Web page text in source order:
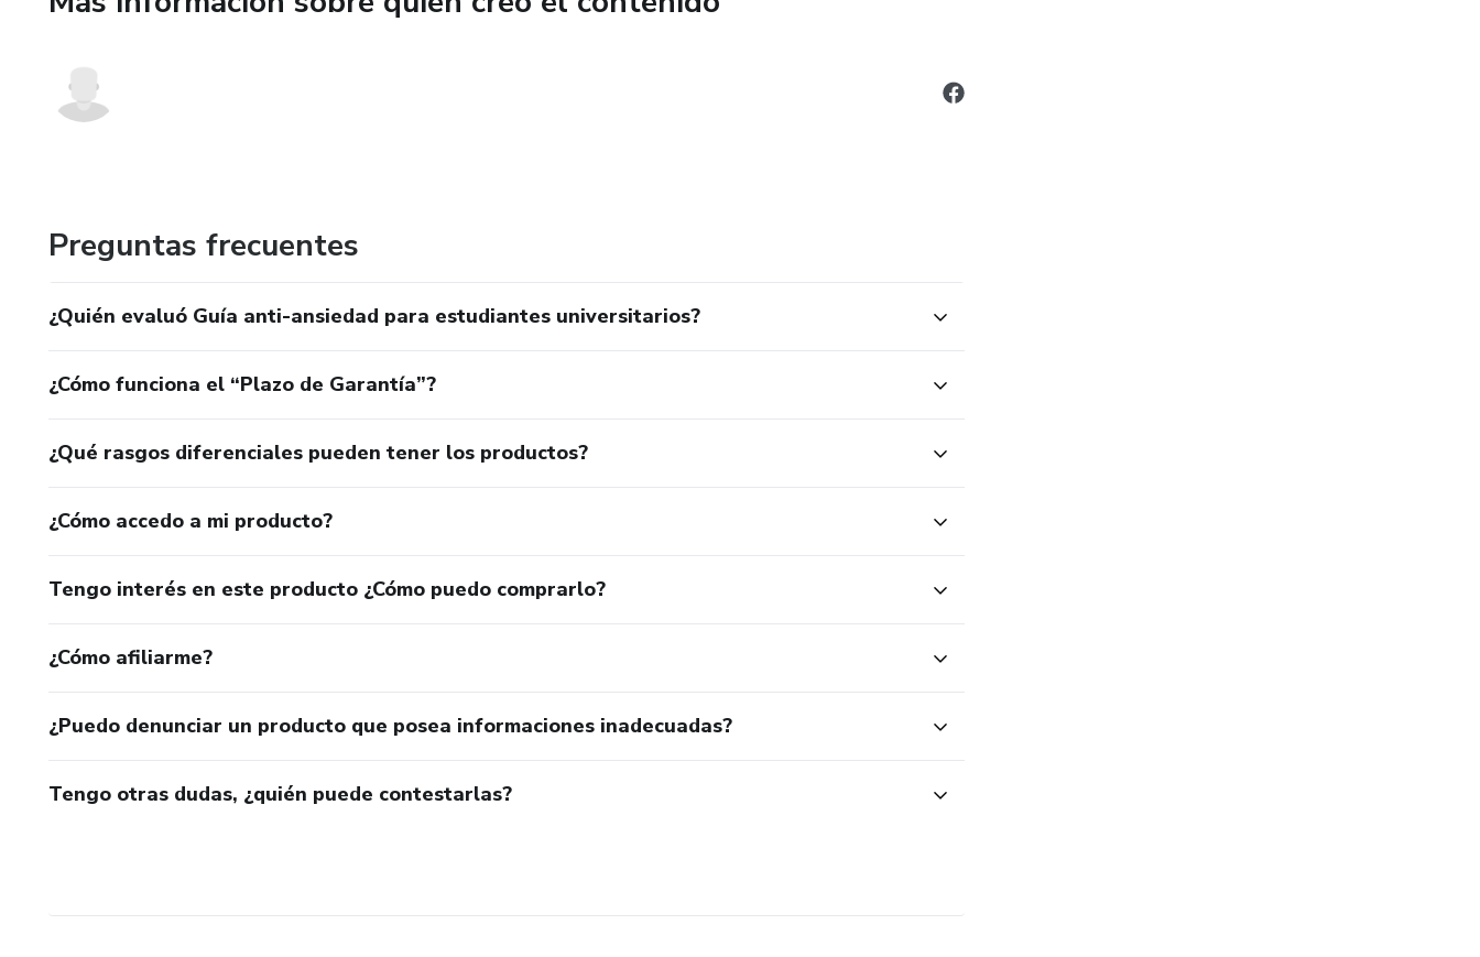
Preguntas frecuentes
¿Quién evaluó Guía anti-ansiedad para estudiantes universitarios?
¿Cómo funciona el “Plazo de Garantía”?
¿Qué rasgos diferenciales pueden tener los productos?
¿Cómo accedo a mi producto?
Tengo interés en este producto ¿Cómo puedo comprarlo?
¿Cómo afiliarme?
¿Puedo denunciar un producto que posea informaciones inadecuadas?
Tengo otras dudas, ¿quién puede contestarlas?